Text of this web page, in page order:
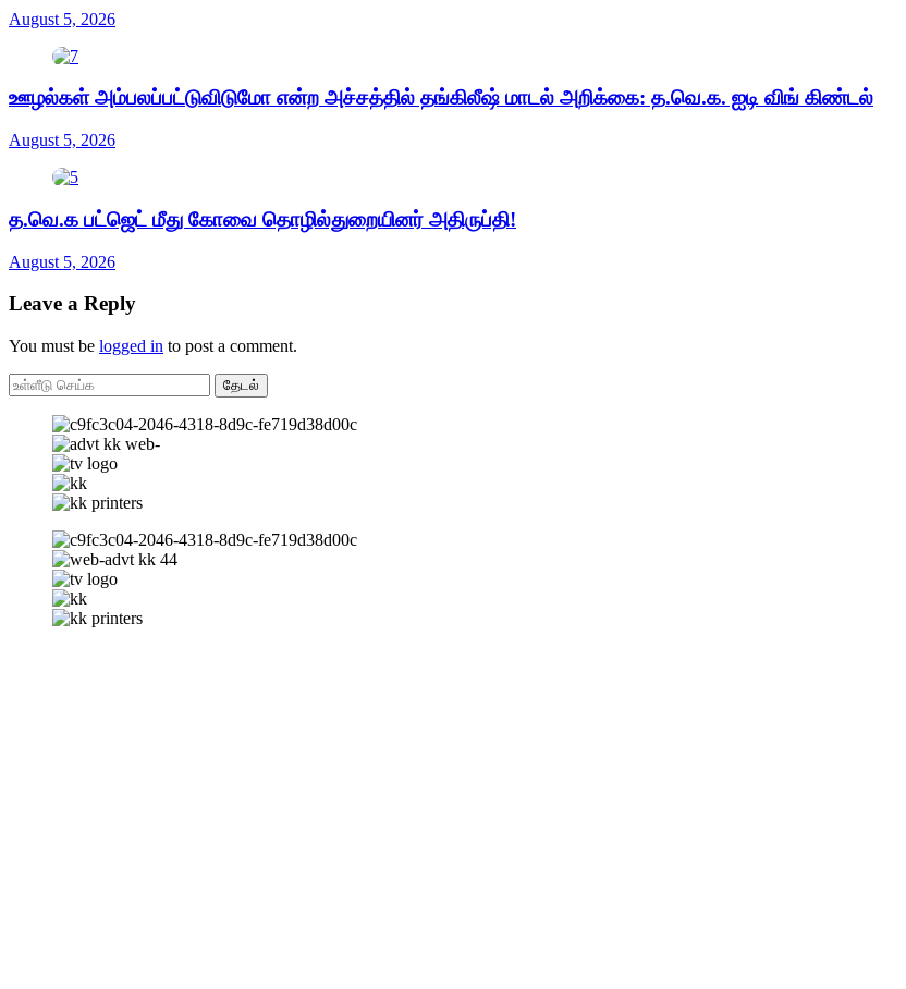
August 5, 2026
ஊழல்கள் அம்பலப்பட்டுவிடுமோ என்ற அச்சத்தில் தங்கிலீஷ் மாடல் அறிக்கை: த.வெ.க. ஐடி விங் கிண்டல்
August 5, 2026
த.வெ.க பட்ஜெட் மீது கோவை தொழில்துறையினர் அதிருப்தி!
August 5, 2026
Leave a Reply
You must be logged in to post a comment.
தேடல்